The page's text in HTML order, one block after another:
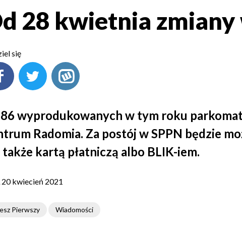
28 kwietnia zmiany
się
wyprodukowanych w tym roku
Radomia. Za postój w SPPN będzie
także kartą płatniczą albo BLIK-iem.
20 kwiecień 2021
Pierwszy Wiadomości